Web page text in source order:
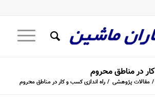
در مناطق محروم
/ مقالات پژوهشی / راه اندازی کسب و کار در مناطق محروم